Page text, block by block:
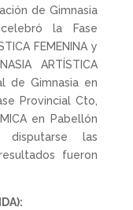
de Gimnasia
la Fase
FEMENINA y
ARTÍSTICA
de Gimnasia en
Provincial Cto,
en Pabellón
las
fueron